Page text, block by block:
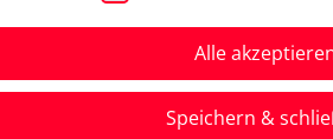
Alle
Speichern &